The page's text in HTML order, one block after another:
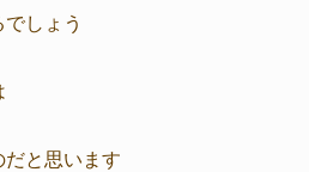
しょう
と思います